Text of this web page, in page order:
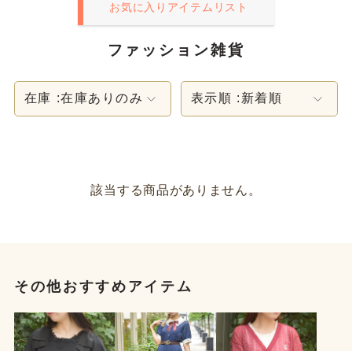
お気に入りアイテムリスト
ファッション雑貨
在庫 :在庫ありのみ 表示順 : 新着順
該当する商品がありません。
その他おすすめアイテム